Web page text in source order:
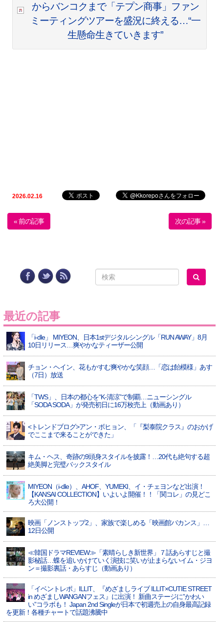
からバンコクまで「テプン商事」ファン
ミーティングツアーを盛況に終える…“一
生懸命生きていきます”
2026.02.16
« 前の記事 次の記事 »
最近の記事
「i-dle」 MIYEON、日本1stデジタルシングル「RUN AWAY」8月
10日リリース…爽やかなティーザー公開
チョン・ヘイン、花もかすむ爽やかな笑顔…「恋は飴模様」あす
（7日）放送
「TWS」、日本の都心を“K-清涼”で制覇…ニューシングル
「SODA SODA」が発売初日に16万枚売上（動画あり）
<トレンドブログ>アン・ボヒョン、「『梨泰院クラス』のおかげ
でここまで来ることができた」
キム・ヘス、奇跡の9頭身スタイルを披露！…20代も絶句する超
絶美脚と完璧バックスタイル
MIYEON（i-dle）、​AHOF​、YUMEKI、イ・チェヨンなど出演！
【KANSAI COLLECTION】いよいよ開催！！「関コレ」の見どこ
ろ大公開！
映画「ノンストップ2」、家族で楽しめる「映画館バカンス」…
12日公開
≪韓国ドラマREVIEW≫「素晴らしき新世界」７話あらすじと撮
影秘話…蝶を追いかけていく演技に笑いが止まらないイム・ジヨ
ン＝撮影裏話・あらすじ（動画あり）
「イベントレポ」ILLIT、『めざましライブ ILLIT×CUTIE STREET
in めざましWANGANフェス』に出演！ 新曲ステージに”かわい
い”コラボも！ Japan 2nd Singleが日本で初週売上の自身最高記録
を更新！各種チャートで話題沸騰中